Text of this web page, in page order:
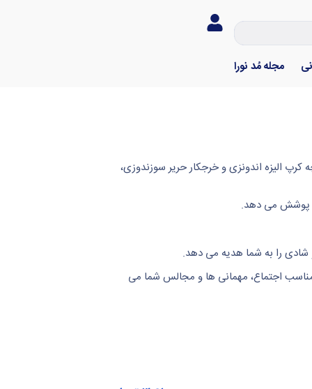
مجله مُد نورا
کرپ الیزه اندونزی و خرجکار حریر سوزندوزی،
را به شما هدیه می دهد.
اجتماع، مهمانی ها و مجالس شما می